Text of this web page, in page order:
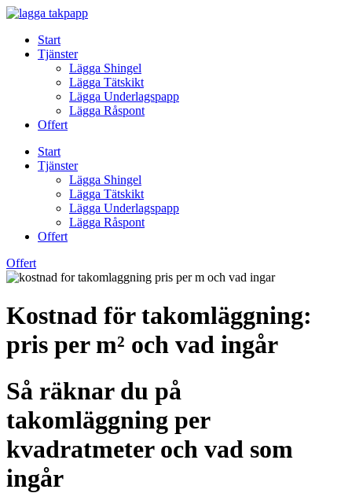
Skip
contentStart
Tjänster
Lägga Shingel
Lägga Tätskikt
Lägga Underlagspapp
Lägga Råspont
Offert
Start
Tjänster
Lägga Shingel
Lägga Tätskikt
Lägga Underlagspapp
Lägga Råspont
Offert
Offert
Kostnad för takomläggning:
pris per m² och vad ingår
Så räknar du på
takomläggning per
kvadratmeter och vad som
ingår